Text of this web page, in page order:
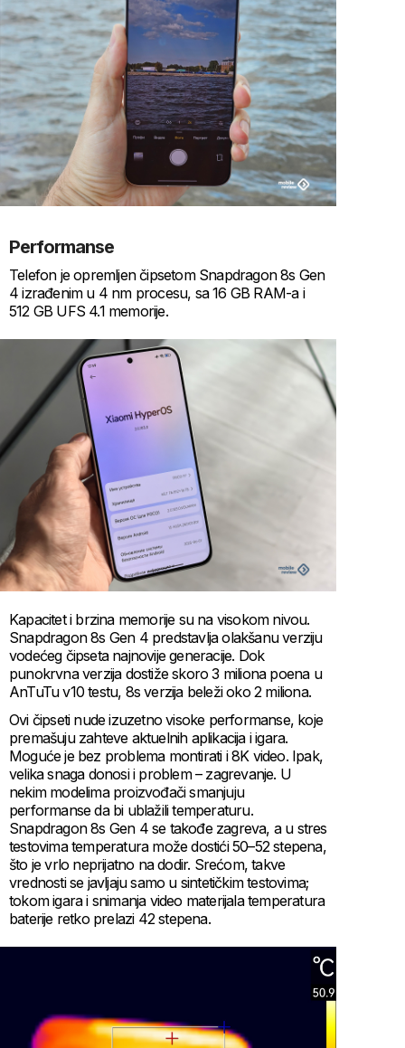
Performanse
Telefon je opremljen čipsetom Snapdragon 8s Gen
4 izrađenim u 4 nm procesu, sa 16 GB RAM-a i
512 GB UFS 4.1 memorije.
Kapacitet i brzina memorije su na visokom nivou.
Snapdragon 8s Gen 4 predstavlja olakšanu verziju
vodećeg čipseta najnovije generacije. Dok
punokrvna verzija dostiže skoro 3 miliona poena u
AnTuTu v10 testu, 8s verzija beleži oko 2 miliona.
Ovi čipseti nude izuzetno visoke performanse, koje
premašuju zahteve aktuelnih aplikacija i igara.
Moguće je bez problema montirati i 8K video. Ipak,
velika snaga donosi i problem – zagrevanje. U
nekim modelima proizvođači smanjuju
performanse da bi ublažili temperaturu.
Snapdragon 8s Gen 4 se takođe zagreva, a u stres
testovima temperatura može dostići 50–52 stepena,
što je vrlo neprijatno na dodir. Srećom, takve
vrednosti se javljaju samo u sintetičkim testovima;
tokom igara i snimanja video materijala temperatura
baterije retko prelazi 42 stepena.